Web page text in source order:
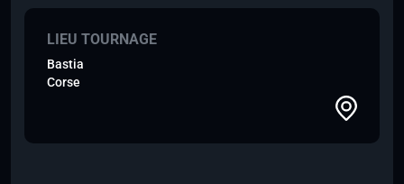
LIEU TOURNAGE
Bastia
Corse